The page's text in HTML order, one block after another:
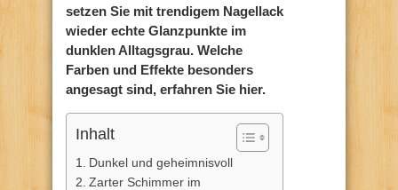
setzen Sie mit trendigem Nagellack
wieder echte Glanzpunkte im
dunklen Alltagsgrau. Welche
Farben und Effekte besonders
angesagt sind, erfahren Sie hier.
Inhalt
Dunkel und geheimnisvoll
Zarter Schimmer im